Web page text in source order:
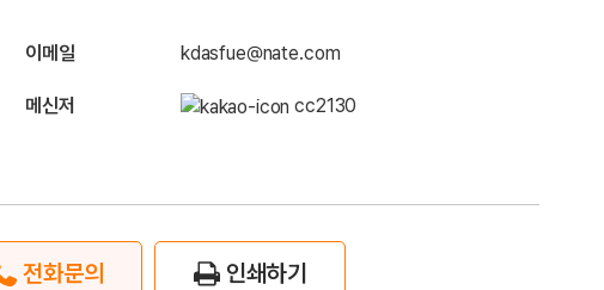
이메일 kdasfue@nate.com
메신저 cc2130
전화문의 인쇄하기